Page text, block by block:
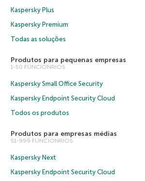
Kaspersky Plus
Kaspersky Premium
Todas as soluções
Produtos para pequenas empresas
1-50 FUNCIONRIOS
Kaspersky Small Office Security
Kaspersky Endpoint Security Cloud
Todos os produtos
Produtos para empresas médias
51-999 FUNCIONRIOS
Kaspersky Next
Kaspersky Endpoint Security Cloud